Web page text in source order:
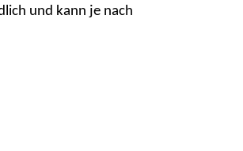
und kann je nach